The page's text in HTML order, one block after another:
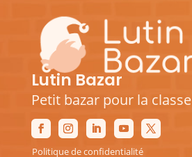
Lutin Bazar
Petit bazar pour la classe
Politique de confidentialité